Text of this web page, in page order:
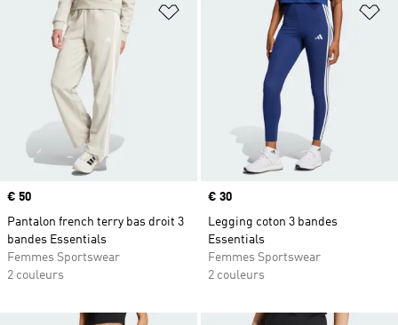
Ajouter à la Liste de produits
Prix
€ 50
Pantalon french terry bas droit 3
bandes Essentials
Femmes Sportswear
2 couleurs
Prix
€ 30
Legging coton 3 bandes
Essentials
Femmes Sportswear
2 couleurs